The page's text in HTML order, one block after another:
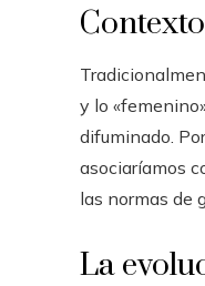
y lo
difuminado.
asociaríamos
las normas de
La